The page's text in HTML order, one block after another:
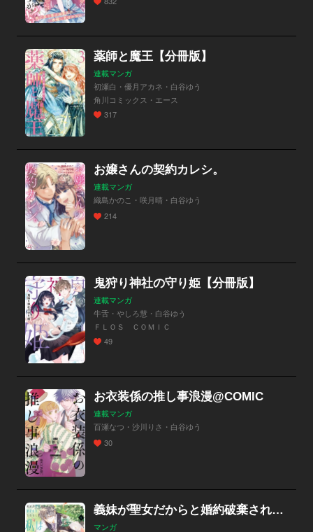
薬師と魔王【分冊版】
連載マンガ
初瀬白・優月アカネ・白谷ゆう
角川コミックス・エース
317
お嬢さんの契約カレシ。
連載マンガ
織島かのこ・咲月晴・白谷ゆう
214
鬼狩り神社の守り姫【分冊版】
連載マンガ
牛舌・やしろ慧・白谷ゆう
ＦＬＯＳ ＣＯＭＩＣ
49
お衣装係の推し事浪漫@COMIC
連載マンガ
百瀬なつ・沙川りさ・白谷ゆう
30
義妹が聖女だからと婚約破棄されましたが、私は妖精の愛し子です
マンガ